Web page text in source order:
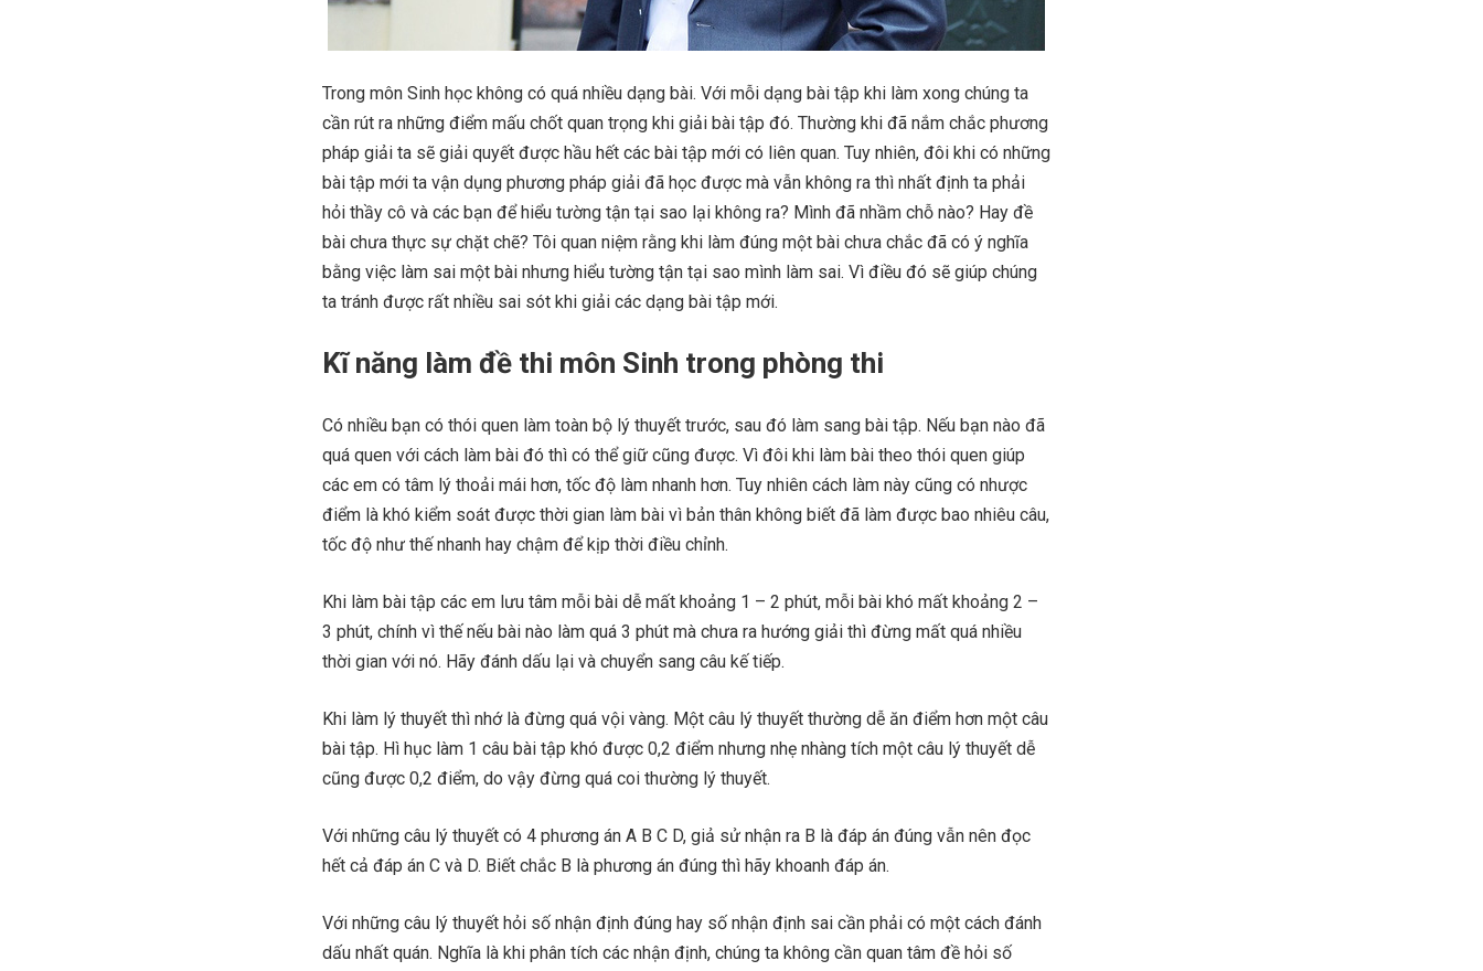
Trong môn Sinh học không có quá nhiều dạng bài. Với mỗi dạng bài tập khi làm xong chúng ta
cần rút ra những điểm mấu chốt quan trọng khi giải bài tập đó. Thường khi đã nắm chắc phương
pháp giải ta sẽ giải quyết được hầu hết các bài tập mới có liên quan. Tuy nhiên, đôi khi có những
bài tập mới ta vận dụng phương pháp giải đã học được mà vẫn không ra thì nhất định ta phải
hỏi thầy cô và các bạn để hiểu tường tận tại sao lại không ra? Mình đã nhầm chỗ nào? Hay đề
bài chưa thực sự chặt chẽ? Tôi quan niệm rằng khi làm đúng một bài chưa chắc đã có ý nghĩa
bằng việc làm sai một bài nhưng hiểu tường tận tại sao mình làm sai. Vì điều đó sẽ giúp chúng
ta tránh được rất nhiều sai sót khi giải các dạng bài tập mới.
Kĩ năng làm đề thi môn Sinh trong phòng thi
Có nhiều bạn có thói quen làm toàn bộ lý thuyết trước, sau đó làm sang bài tập. Nếu bạn nào đã
quá quen với cách làm bài đó thì có thể giữ cũng được. Vì đôi khi làm bài theo thói quen giúp
các em có tâm lý thoải mái hơn, tốc độ làm nhanh hơn. Tuy nhiên cách làm này cũng có nhược
điểm là khó kiểm soát được thời gian làm bài vì bản thân không biết đã làm được bao nhiêu câu,
tốc độ như thế nhanh hay chậm để kịp thời điều chỉnh.
Khi làm bài tập các em lưu tâm mỗi bài dễ mất khoảng 1 – 2 phút, mỗi bài khó mất khoảng 2 –
3 phút, chính vì thế nếu bài nào làm quá 3 phút mà chưa ra hướng giải thì đừng mất quá nhiều
thời gian với nó. Hãy đánh dấu lại và chuyển sang câu kế tiếp.
Khi làm lý thuyết thì nhớ là đừng quá vội vàng. Một câu lý thuyết thường dễ ăn điểm hơn một câu
bài tập. Hì hục làm 1 câu bài tập khó được 0,2 điểm nhưng nhẹ nhàng tích một câu lý thuyết dễ
cũng được 0,2 điểm, do vậy đừng quá coi thường lý thuyết.
Với những câu lý thuyết có 4 phương án A B C D, giả sử nhận ra B là đáp án đúng vẫn nên đọc
hết cả đáp án C và D. Biết chắc B là phương án đúng thì hãy khoanh đáp án.
Với những câu lý thuyết hỏi số nhận định đúng hay số nhận định sai cần phải có một cách đánh
dấu nhất quán. Nghĩa là khi phân tích các nhận định, chúng ta không cần quan tâm đề hỏi số